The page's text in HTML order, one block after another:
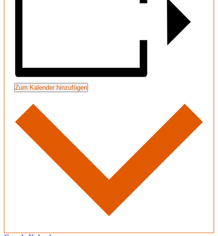
Zum Kalender hinzufügen